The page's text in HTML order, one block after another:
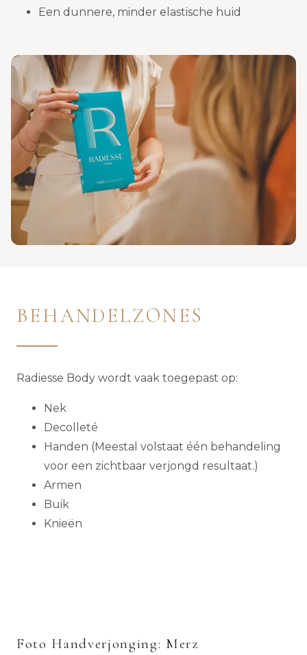
Een dunnere, minder elastische huid
BEHANDELZONES
Radiesse Body wordt vaak toegepast op:
Nek
Decolleté
Handen (Meestal volstaat één behandeling
voor een zichtbaar verjongd resultaat.)
Armen
Buik
Knieën
Foto Handverjonging: Merz